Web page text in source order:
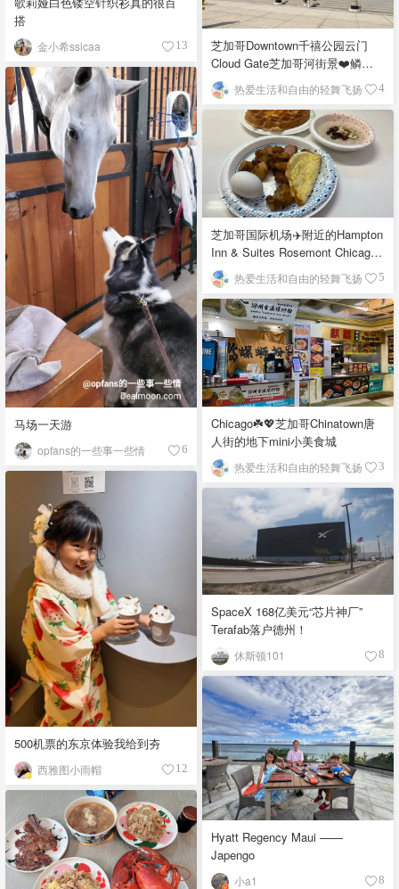
搭
金小希ssicaa 13
芝加哥Downtown千禧公园云门
Cloud Gate芝加哥河街景❤️鳞次
栉比的高楼
热爱生活和自由的轻舞飞扬 4
马场一天游
opfans的一些事一些情 6
芝加哥国际机场✈️附近的Hampton
Inn & Suites Rosemont Chicago
O'Hare自助早餐
热爱生活和自由的轻舞飞扬 5
Chicago☘️💖芝加哥Chinatown唐
人街的地下mini小美食城
热爱生活和自由的轻舞飞扬 3
500机票的东京体验我给到夯
西雅图小雨帽 12
SpaceX 168亿美元“芯片神厂”
Terafab落户德州！
休斯顿101 8
Hyatt Regency Maui ——
Japengo
小a1 8